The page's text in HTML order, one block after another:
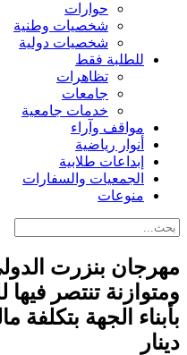
حوارات
شخصيات وطنية
شخصيات دولية
للطلبة فقط
تظاهرات
جامعات
خدمات جامعية
مواقف وآراء
أنوار رياضية
إبداعات طلابية
الجمعيات والسفارات
منوعات
مهرجان بنزرت
ومتوازنة تنتصر
دينار